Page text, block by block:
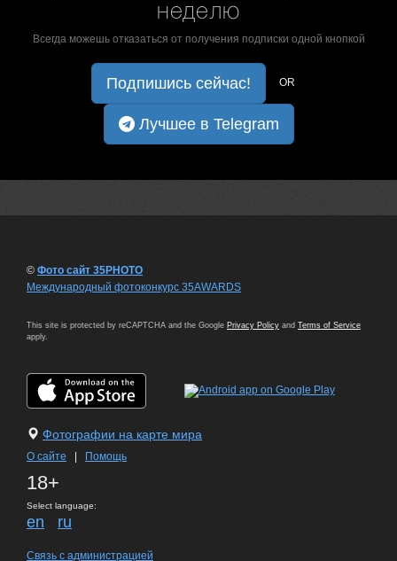
неделю
Всегда можешь отказаться от получения подписки одной кнопкой
Подпишись сейчас! OR
Лучшее в Telegram
© Фото сайт 35PHOTO
Международный фотоконкурс 35AWARDS
This site is protected by reCAPTCHA and the Google Privacy Policy and Terms of Service
apply.
Фотографии на карте мира
О сайте Помощь
18+
Select language:
en ru
Связь с администрацией